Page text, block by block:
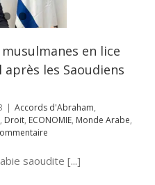
en lice
les Saoudiens
| Accords d'Abraham,
, Droit, ECONOMIE, Monde Arabe,
saoudite [...]